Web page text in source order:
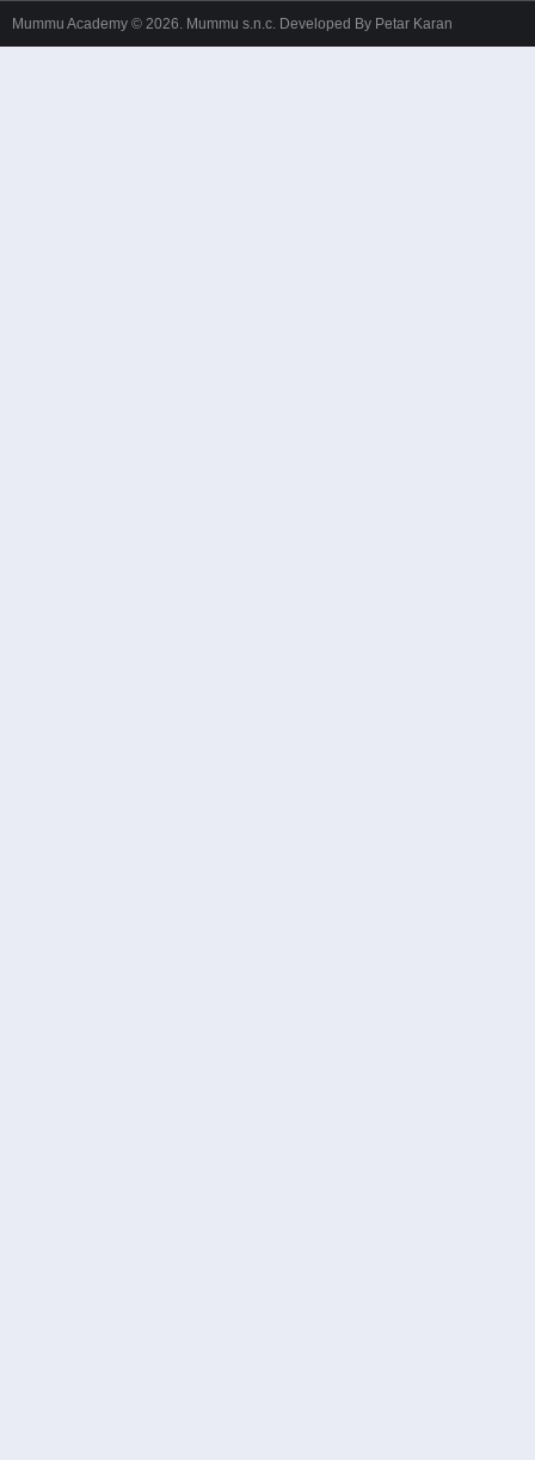
Mummu Academy © 2026. Mummu s.n.c. Developed By Petar Karan